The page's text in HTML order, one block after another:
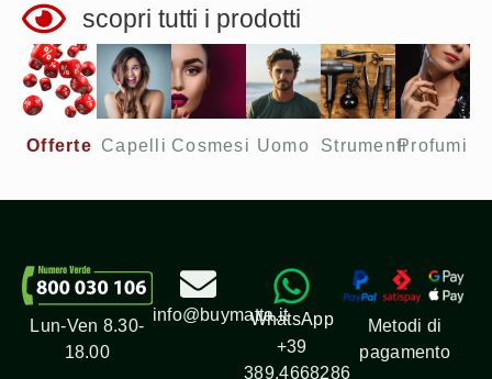
scopri tutti i prodotti
Offerte​ Capelli Cosmesi Uomo StrumentiProfumi
Lun-Ven 8.30-
18.00
info@buymatta.itWhatsApp
+39
389.4668286
Metodi di
pagamento